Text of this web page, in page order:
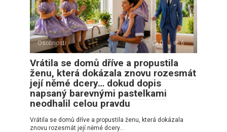
Osobnosti 0 6
Vrátila se domů dříve a propustila
ženu, která dokázala znovu rozesmát
její němé dcery… dokud dopis
napsaný barevnými pastelkami
neodhalil celou pravdu
Vrátila se domů dříve a propustila ženu, která dokázala
znovu rozesmát její němé dcery…